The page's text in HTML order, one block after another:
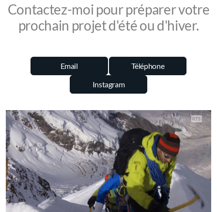
Contactez-moi pour préparer votre
prochain projet d'été ou d'hiver.
Email
Téléphone
Instagram